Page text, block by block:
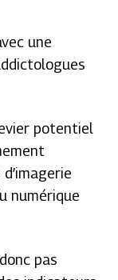
une
potentiel
numérique
pas